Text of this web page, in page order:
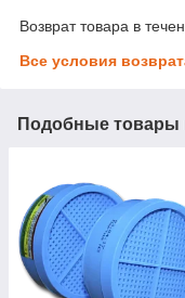
Возврат товара в
Все условия
Подобные товары